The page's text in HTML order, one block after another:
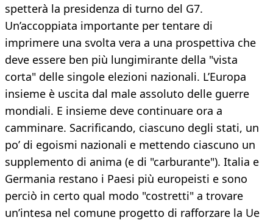
spetterà la presidenza di turno del G7.
Un’accoppiata importante per tentare di
imprimere una svolta vera a una prospettiva che
deve essere ben più lungimirante della "vista
corta" delle singole elezioni nazionali. L’Europa
insieme è uscita dal male assoluto delle guerre
mondiali. E insieme deve continuare ora a
camminare. Sacrificando, ciascuno degli stati, un
po’ di egoismi nazionali e mettendo ciascuno un
supplemento di anima (e di "carburante"). Italia e
Germania restano i Paesi più europeisti e sono
perciò in certo qual modo "costretti" a trovare
un’intesa nel comune progetto di rafforzare la Ue